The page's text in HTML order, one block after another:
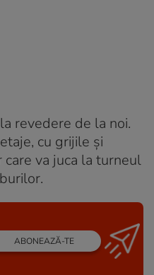
revedere de la noi.
cu grijile și
va juca la turneul
ABONEAZĂ-TE